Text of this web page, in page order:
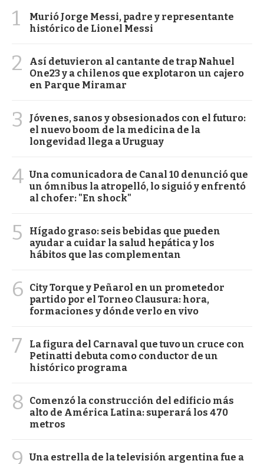
1
Murió Jorge Messi, padre y representante
histórico de Lionel Messi
2
Así detuvieron al cantante de trap Nahuel
One23 y a chilenos que explotaron un cajero
en Parque Miramar
3
Jóvenes, sanos y obsesionados con el futuro:
el nuevo boom de la medicina de la
longevidad llega a Uruguay
4 Una comunicadora de Canal 10 denunció que
un ómnibus la atropelló, lo siguió y enfrentó
al chofer: "En shock"
5
Hígado graso: seis bebidas que pueden
ayudar a cuidar la salud hepática y los
hábitos que las complementan
6
City Torque y Peñarol en un prometedor
partido por el Torneo Clausura: hora,
formaciones y dónde verlo en vivo
7
La figura del Carnaval que tuvo un cruce con
Petinatti debuta como conductor de un
histórico programa
8
Comenzó la construcción del edificio más
alto de América Latina: superará los 470
metros
9
Una estrella de la televisión argentina fue a